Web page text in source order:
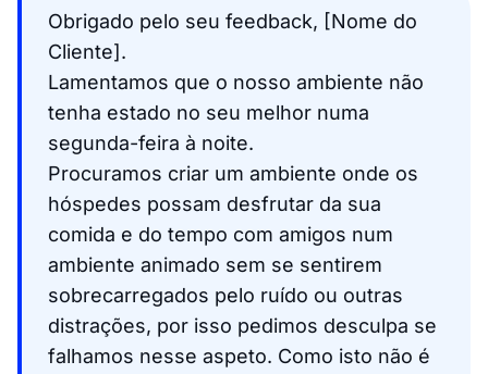
Obrigado pelo seu feedback, [Nome do
Cliente].
Lamentamos que o nosso ambiente não
tenha estado no seu melhor numa
segunda-feira à noite.
Procuramos criar um ambiente onde os
hóspedes possam desfrutar da sua
comida e do tempo com amigos num
ambiente animado sem se sentirem
sobrecarregados pelo ruído ou outras
distrações, por isso pedimos desculpa se
falhamos nesse aspeto. Como isto não é